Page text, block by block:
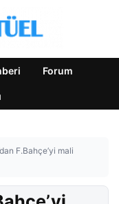
Forum
F.Bahçe’yi mali